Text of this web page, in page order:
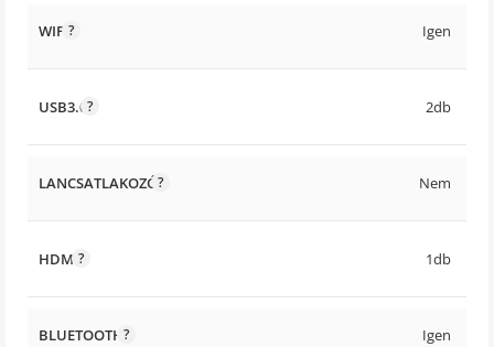
WIFI Igen
USB3.0 2db
LANCSATLAKOZÓ Nem
HDMI 1db
BLUETOOTH Igen